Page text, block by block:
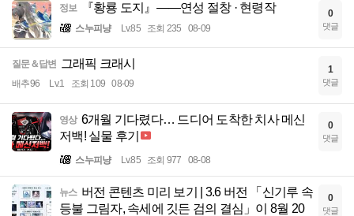
정보 『황룡 도지』——연성 절창 · 현령작
스누피냥 Lv.85 조회 235 08-09
0
댓글
질문＆답변 그래픽 크래시
배추96 Lv.1 조회 109 08-09
1
댓글
영상 6개월 기다렸다… 드디어 도착한 치사 메신
저백! 실물 후기
스누피냥 Lv.85 조회 977 08-08
0
댓글
뉴스 버전 콘텐츠 미리 보기 | 3.6 버전 「신기루 속
등불 그림자, 속세에 깃든 검의 결심」이 8월 20
0
댓글